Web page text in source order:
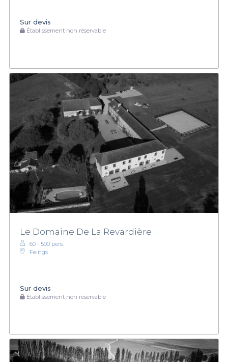
Sur devis
Établissement non réservable
Le Domaine De La Revardière
60 - 500 pers.
Feings
Sur devis
Établissement non réservable